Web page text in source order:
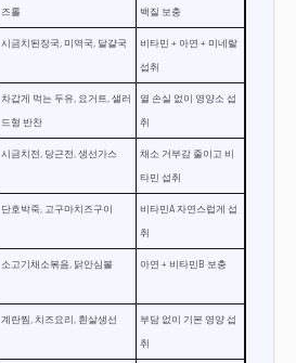
즈롤
백질 보충
시금치된장국, 미역국, 달걀국
비타민 + 아연 + 미네랄
섭취
차갑게 먹는 두유, 요거트, 샐러
드형 반찬
열 손실 없이 영양소 섭
취
시금치전, 당근전, 생선가스
채소 거부감 줄이고 비
타민 섭취
단호박죽, 고구마치즈구이
비타민A 자연스럽게 섭
취
소고기채소볶음, 닭안심볼 아연 + 비타민B 보충
계란찜, 치즈요리, 흰살생선
부담 없이 기본 영양 섭
취